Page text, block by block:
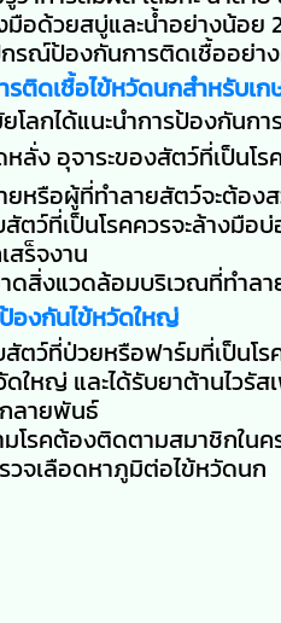
อด้วยสบู่และน้ำอย่างน้อย
รณ์ป้องกันการติดเชื้ออย่า
ติดเชื้อไข้หวัดนกสำหรับเ
โลกได้แนะนำการป้องกันก
ลั่ง อุจาระของสัตว์ที่เป็นโ
ยหรือผู้ที่ทำลายสัตว์จะต้อง
ว์ที่เป็นโรคควรจะล้างมือ
สร็จงาน
ดสิ่งแวดล้อมบริเวณที่ทำลา
องกันไข้หวัดใหญ่
ว์ที่ป่วยหรือฟาร์มที่เป็นโร
ใหญ่ และได้รับยาต้านไวรั
ลายพันธ์
โรคต้องติดตามสมาชิกใน
วจเลือดหาภูมิต่อไข้หวัดนก